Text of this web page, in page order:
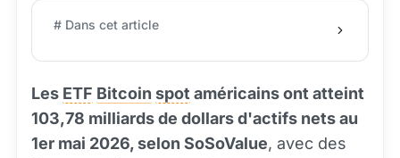
# Dans cet article
Les ETF Bitcoin spot américains ont atteint
103,78 milliards de dollars d'actifs nets au
1er mai 2026, selon SoSoValue, avec des